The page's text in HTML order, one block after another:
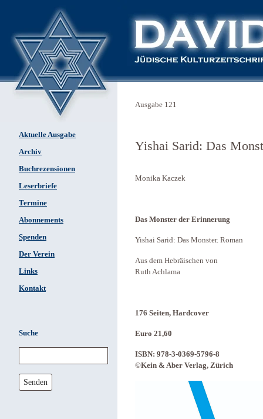
Aktuelle Ausgabe
Archiv
Buchrezensionen
Leserbriefe
Termine
Abonnements
Spenden
Der Verein
Links
Kontakt
Suche
Senden
Ausgabe 121
Yishai Sarid: Das
Monika Kaczek
Das Monster der Erinnerung
Yishai Sarid: Das Monster. Roman
Aus dem Hebräischen von ­
Ruth Achlama
176 Seiten, Hardcover
Euro 21,60
ISBN: 978-3-0369-5796-8
©Kein & Aber Verlag, Zürich